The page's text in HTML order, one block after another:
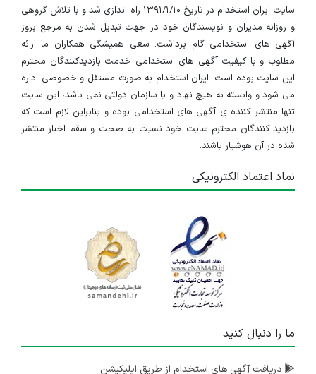
سایت ایران استخدام در تاریخ ۱۳۹۱/۱/۱۰ راه اندازی شد و با تلاش گروهی
و روزانه مدیران و نویسندگان خود در جهت تبدیل شدن به مرجع بروز
آگهی های استخدامی گام برداشت. سعی همیشگی همکاران ما ارائه
مطلوب و با کیفیت آگهی های استخدامی خدمت بازدیدکنندگان محترم
این سایت بوده است. ایران استخدام به صورت مستقل و خصوصی اداره
می شود و وابسته به هیچ نهاد و یا سازمان دولتی نمی باشد، این سایت
تنها منتشر کننده ی آگهی های استخدامی بوده و بنابراین لازم است که
بازدید کنندگان محترم سایت خود نسبت به صحت و سقم اخبار منتشر
شده در آن هوشیار باشند.
نماد اعتماد الکترونیکی
ما را دنبال کنید
دریافت آگهی های استخدام از طریق اپلیکیشن